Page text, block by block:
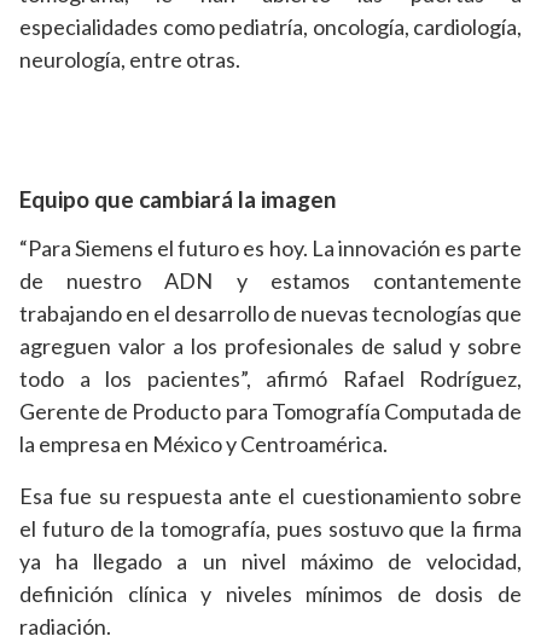
especialidades como pediatría, oncología, cardiología,
neurología, entre otras.
Equipo que cambiará la imagen
“Para Siemens elfuturo es hoy. La innovación es parte
de nuestro ADN y estamos contantemente
trabajando en el desarrollo de nuevas tecnologías que
agreguen valor a los profesionales de salud y sobre
todo a los pacientes”, afirmó Rafael Rodríguez,
Gerente de Producto para Tomografía Computada de
la empresa en México y Centroamérica.
Esa fue su respuesta ante el cuestionamiento sobre
el futuro de la tomografía, pues sostuvo que la firma
ya ha llegado a un nivel máximo de velocidad,
definición clínica y niveles mínimos de dosis de
radiación.